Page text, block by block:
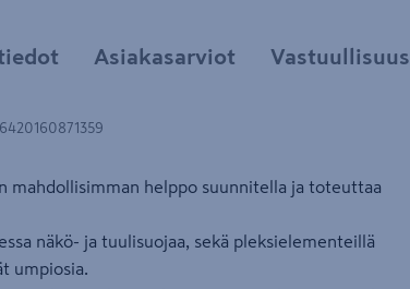
Asiakasarviot Vastuullisuus
6420160871359
mahdollisimman helppo suunnitella ja toteuttaa
näkö- ja tuulisuojaa, sekä pleksielementeillä
umpiosia.